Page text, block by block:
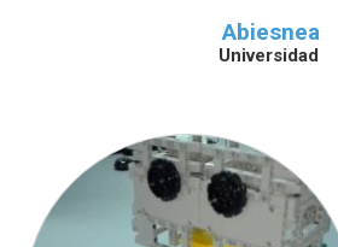
Abiesnea
Universidad